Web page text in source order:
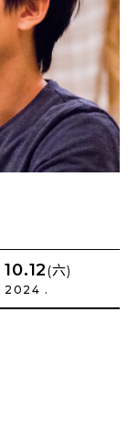
10.12(六)
2024 .